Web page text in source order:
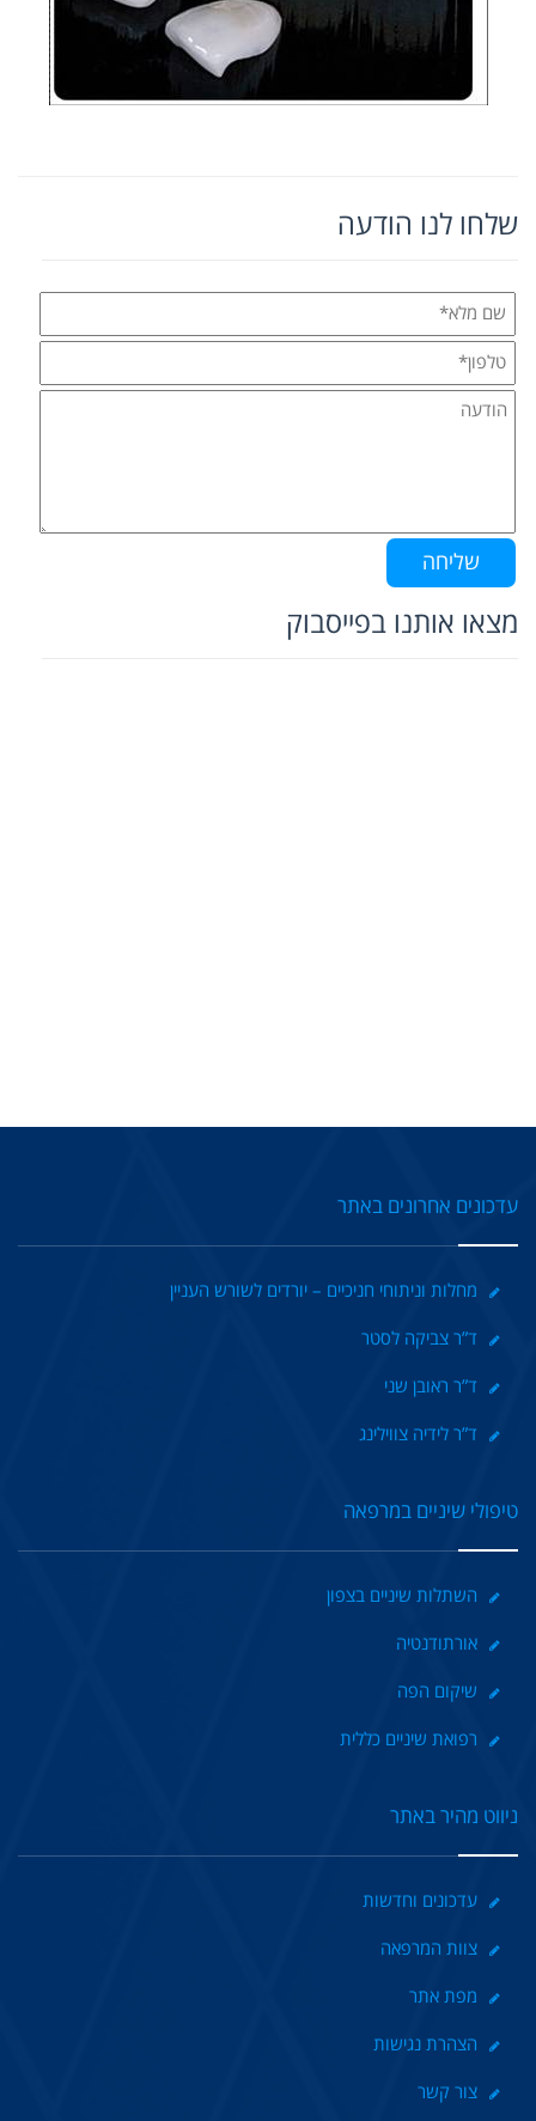
שלחו לנו הודעה
מצאו אותנו בפייסבוק
עדכונים אחרונים באתר
מחלות וניתוחי חניכיים – יורדים לשורש העניין
ד”ר צביקה לסטר
ד”ר ראובן שני
ד”ר לידיה צווילינג
טיפולי שיניים במרפאה
השתלות שיניים בצפון
אורתודנטיה
שיקום הפה
רפואת שיניים כללית
ניווט מהיר באתר
עדכונים וחדשות
צוות המרפאה
מפת אתר
הצהרת נגישות
צור קשר